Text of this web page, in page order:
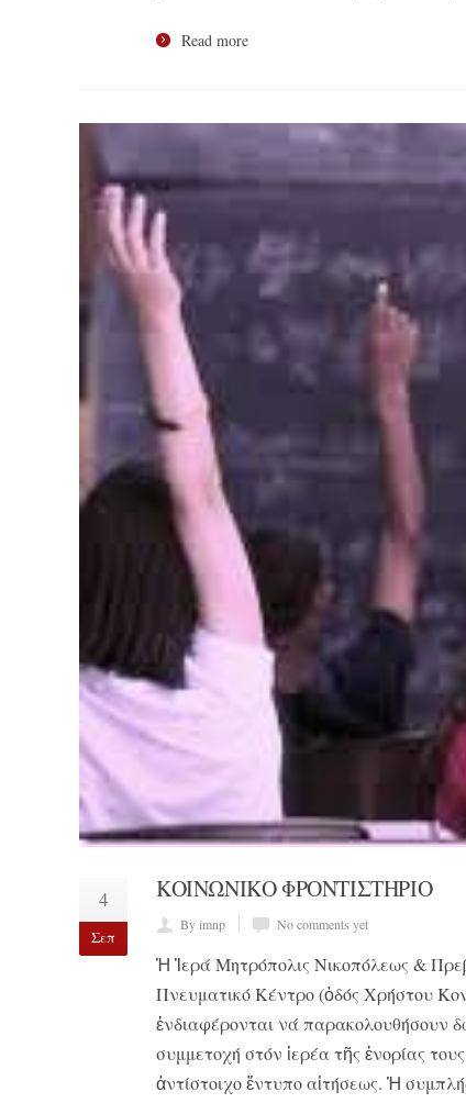
Read more
4
Σεπ
ΚΟΙΝΩΝΙΚΟ ΦΡΟΝΤΙΣΤΗΡΙΟ
By imnp No comments yet
Ἡ Ἱερά Μητρόπολις Νικοπόλεως &
Πνευματικό Κέντρο (ὁδός Χρήστου
ἐνδιαφέρονται νά παρακολουθήσουν
συμμετοχή στόν ἱερέα τῆς ἐνορίας
ἀντίστοιχο ἔντυπο αἰτήσεως. Ἡ